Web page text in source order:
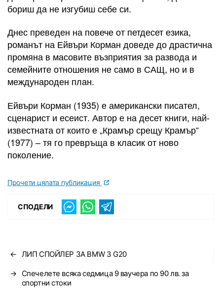
бориш да не изгубиш себе си.
Днес преведен на повече от петдесет езика,
романът на Ейвъри Корман доведе до драстична
промяна в масовите възприятия за развода и
семейните отношения не само в САЩ, но и в
международен план.
Ейвъри Корман (1935) е американски писател,
сценарист и есеист. Автор е на десет книги, най-
известната от които е „Крамър срещу Крамър“
(1977) – тя го превръща в класик от ново
поколение.
Прочети цялата публикация
СПОДЕЛИ
← ЛИП СПОЙЛЕР ЗА BMW 3 G20
→
Спечелете всяка седмица 9 ваучера по 90 лв. за
спортни стоки